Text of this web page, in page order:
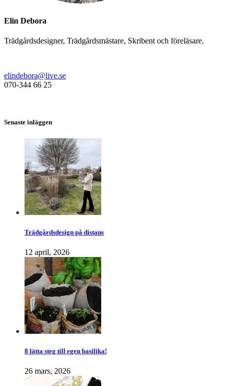
Elin Debora
Trädgårdsdesigner, Trädgårdsmästare, Skribent och föreläsare.
elindebora@live.se
070-344 66 25
Senaste inläggen
Trädgårdsdesign på distans
12 april, 2026
8 lätta steg till egen basilika!
26 mars, 2026